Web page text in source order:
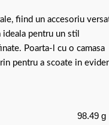
fiind un accesoriu
pentru un stil
Poarta-l cu o camasa
pentru a scoate in
98.49 g